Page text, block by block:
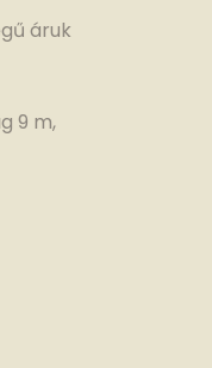
áruk
9 m,